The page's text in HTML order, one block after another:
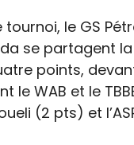
tournoi, le GS
se partagent la
points,
le WAB et le
(2 pts) et